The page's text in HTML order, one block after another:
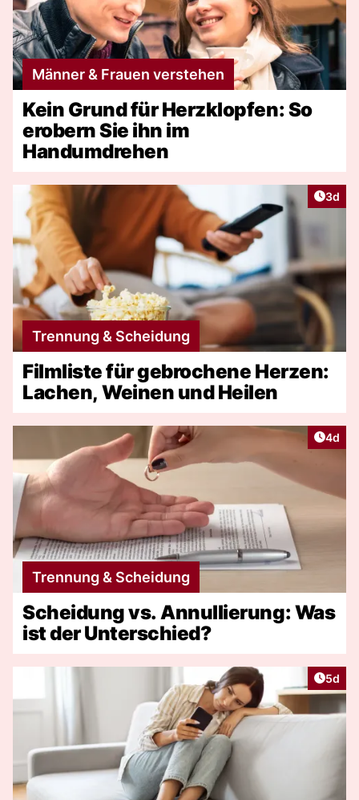
Männer & Frauen verstehen
Kein Grund für Herzklopfen: So
erobern Sie ihn im
Handumdrehen
3d
Trennung & Scheidung
Filmliste für gebrochene Herzen:
Lachen, Weinen und Heilen
4d
Trennung & Scheidung
Scheidung vs. Annullierung: Was
ist der Unterschied?
5d